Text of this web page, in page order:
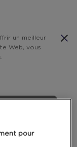
un meilleur
Web, vous
SEULEMENT
pour